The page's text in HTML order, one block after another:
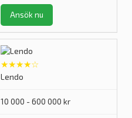
Ansök nu
★★★★☆
Lendo
10 000 - 600 000 kr